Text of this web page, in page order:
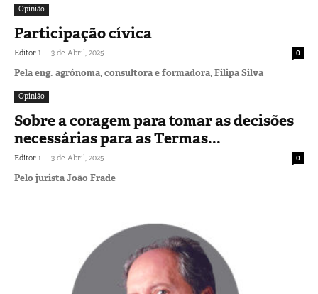
Opinião
Participação cívica
Editor 1 - 3 de Abril, 2025 0
Pela eng. agrónoma, consultora e formadora, Filipa Silva
Opinião
Sobre a coragem para tomar as decisões
necessárias para as Termas...
Editor 1 - 3 de Abril, 2025 0
Pelo jurista João Frade